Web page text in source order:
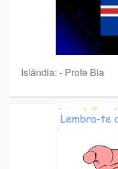
Islândia: - Profe Bia